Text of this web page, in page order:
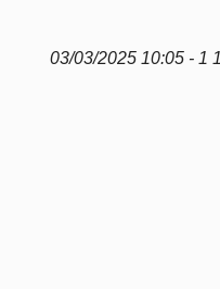
03/03/2025 10:05 - 1